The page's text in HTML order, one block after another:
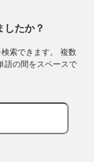
したか？
索できます。 複数
語の間をスペースで